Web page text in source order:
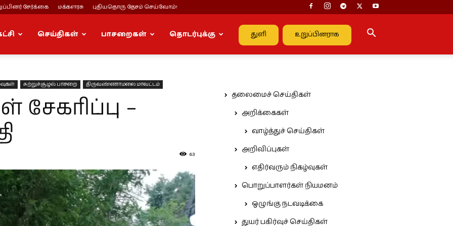
சேர்க்கை மக்களரசு புதியதொரு தேசம் செய்வோம்!
துளி உறுப்பினராக
செய்திகள் பாசறைகள் தொடர்புக்கு
சுற்றுச்சூழல் பாசறை திருவண்ணாமலை மாவட்டம்
–
63
தலைமைச் செய்திகள்
அறிக்கைகள்
வாழ்த்துச் செய்திகள்
அறிவிப்புகள்
எதிர்வரும் நிகழ்வுகள்
பொறுப்பாளர்கள் நியமனம்
ஒழுங்கு நடவடிக்கை
துயர் பகிர்வுச் செய்திகள்